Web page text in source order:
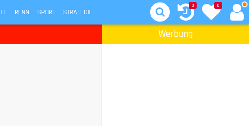
RENN SPORT STRATEGIE
0
0
Werbung